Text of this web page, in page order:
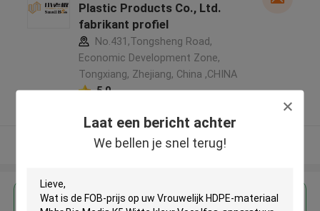
Laat een bericht achter
We bellen je snel terug!
Plastic Products Co., Ltd.
fabrikant profiel
No.431,Tongsheng Road,
Economic Development Zone,
Tongxiang, Zhejiang, China ,CHINA
5.0
Bekijk meer
Krijg de beste prijs voor